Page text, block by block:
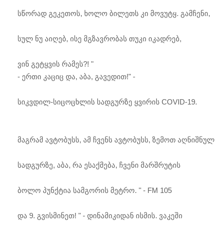
სწორად გეკეთოს, ხოლო ბილეთს კი მოვუტყ. გამჩენი,
სულ ნუ აიღებ, ისე მგზავრობას თუკი იკადრებ,
ვინ გეტყვის რამეს?! "
- ერთი კაციც და, აბა, გავედით!" -
სიკვდილ-სიცოცხლის სადგურზე ყვირის COVID-19.
მაგრამ ავტობუსს, ამ ჩვენს ავტობუსს, ზემოთ აღნიშნულ
სადგურზე, აბა, რა ესაქმება, ჩვენი მარშრუტის
ბოლო პუნქტია სამგორის მეტრო. " - FM 105
და 9. გვისმინეთ! " - დინამიკიდან ისმის. ვაკეში